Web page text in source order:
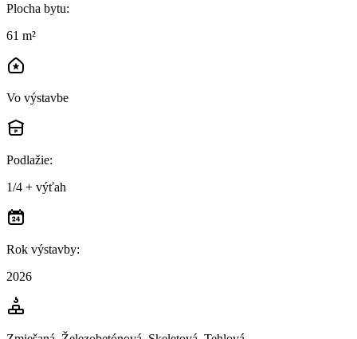
Plocha bytu:
61 m²
Vo výstavbe
Podlažie:
1/4 + výťah
Rok výstavby:
2026